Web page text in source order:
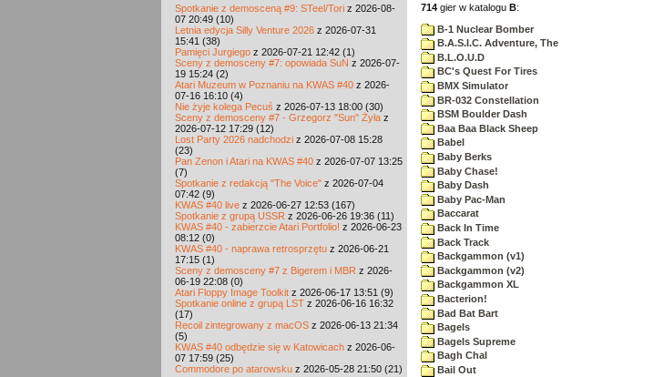
Spotkanie z demosceną #9: STeel/Tori z 2026-08-
07 20:49 (10)
Letnia edycja Silly Venture 2026 z 2026-07-31
15:41 (38)
Pamięci Jurgiego z 2026-07-21 12:42 (1)
Sceny z demosceny #7: opowiada SuN z 2026-07-
19 15:24 (2)
Atari Muzeum w Poznaniu na KWAS #40 z 2026-
07-16 16:10 (4)
Nie żyje kolega Pecuś z 2026-07-13 18:00 (30)
Sceny z demosceny #7 - Grzegorz "Sun" Żyła z
2026-07-12 17:29 (12)
Lost Party 2026 nadchodzi z 2026-07-08 15:28
(23)
Pan Zenon i Atari na KWAS #40 z 2026-07-07 13:25
(7)
Spotkanie z redakcją "The Voice" z 2026-07-04
07:42 (9)
KWAS #40 live z 2026-06-27 12:53 (167)
Spotkanie z grupą USSR z 2026-06-26 19:36 (11)
KWAS #40 - zabierzcie Atari Portfolio! z 2026-06-23
08:12 (0)
KWAS #40 - naprawa retrosprzętu z 2026-06-21
17:15 (1)
Sceny z demosceny #7 z Bigerem i MBR z 2026-
06-19 22:08 (0)
Atari Floppy Image Toolkit z 2026-06-17 13:51 (9)
Spotkanie online z grupą LST z 2026-06-16 16:32
(17)
Recoil zintegrowany z macOS z 2026-06-13 21:34
(5)
KWAS #40 odbędzie się w Katowicach z 2026-06-
07 17:59 (25)
Commodore po atarowsku z 2026-05-28 21:50 (21)
714 gier w katalogu B:
B-1 Nuclear Bomber
B.A.S.I.C. Adventure, The
B.L.O.U.D
BC's Quest For Tires
BMX Simulator
BR-032 Constellation
BSM Boulder Dash
Baa Baa Black Sheep
Babel
Baby Berks
Baby Chase!
Baby Dash
Baby Pac-Man
Baccarat
Back In Time
Back Track
Backgammon (v1)
Backgammon (v2)
Backgammon XL
Bacterion!
Bad Bat Bart
Bagels
Bagels Supreme
Bagh Chal
Bail Out